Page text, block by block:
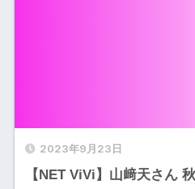
2023年9月23日
【NET ViVi】山﨑天さん